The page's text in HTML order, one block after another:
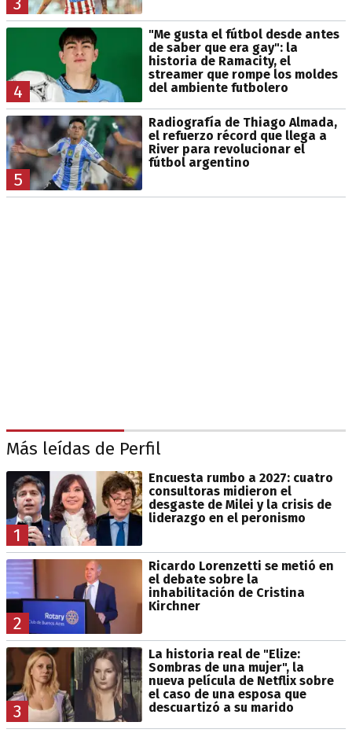
4
"Me gusta el fútbol desde antes
de saber que era gay": la
historia de Ramacity, el
streamer que rompe los moldes
del ambiente futbolero
5
Radiografía de Thiago Almada,
el refuerzo récord que llega a
River para revolucionar el
fútbol argentino
Más leídas de Perfil
1
Encuesta rumbo a 2027: cuatro
consultoras midieron el
desgaste de Milei y la crisis de
liderazgo en el peronismo
2
Ricardo Lorenzetti se metió en
el debate sobre la
inhabilitación de Cristina
Kirchner
3
La historia real de "Elize:
Sombras de una mujer", la
nueva película de Netflix sobre
el caso de una esposa que
descuartizó a su marido